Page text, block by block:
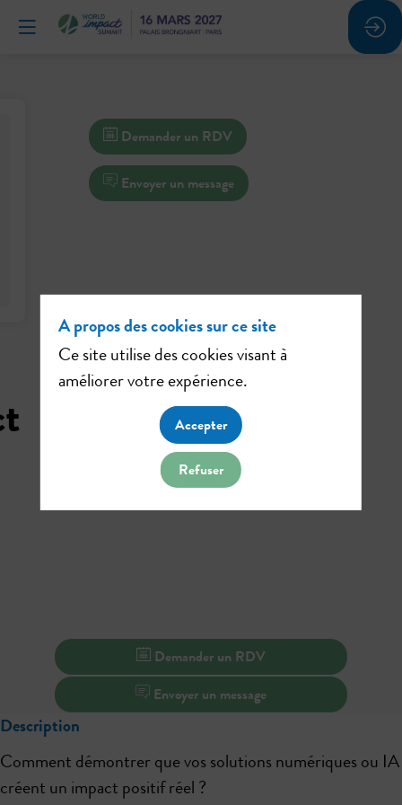
Demander un RDV
Envoyer un message
Demander un RDV
Envoyer un message
Description
Comment démontrer que vos solutions numériques ou IA
créent un impact positif réel ?
A propos des cookies sur ce site
Ce site utilise des cookies visant à
améliorer votre expérience.
Accepter
Refuser